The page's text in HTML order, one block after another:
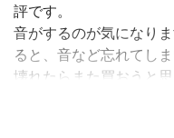
評です。
音がするのが気になり
ると、音など忘れてしま
壊れたらまた買おうと思